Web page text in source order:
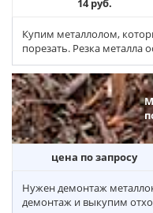
14 руб.
Купим металлолом,
порезать. Резка металла
цена по запросу
Нужен демонтаж
демонтаж и выкупим